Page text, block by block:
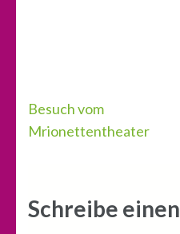
Besuch vom
Mrionettentheater
Schreibe